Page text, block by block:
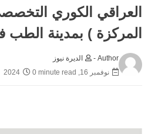
العراقي الكوري
المركزة ) بمدينة الطب
Author -
الديرة نيوز
نوفمبر 16, 2024
0 minute read